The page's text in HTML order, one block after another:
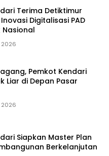
Terima Detiktimur
Digitalisasi PAD
Nasional
2026
Pemkot Kendari
Liar di Depan Pasar
2026
Siapkan Master Plan
Berkelanjutan